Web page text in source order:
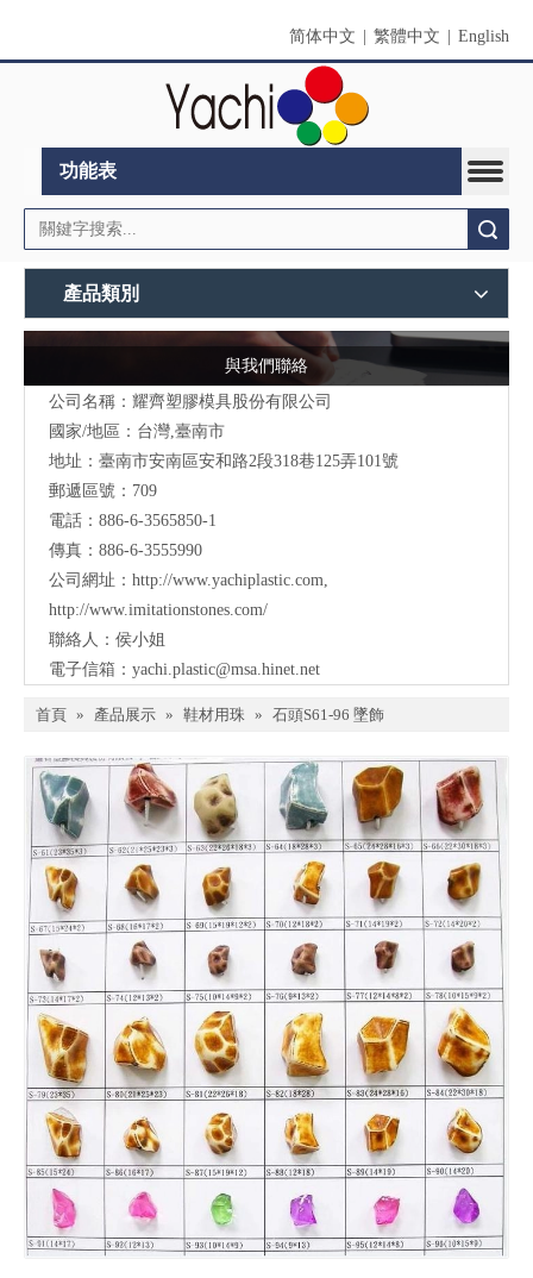
简体中文 繁體中文 English
功能表
產品類別
與我們聯絡
公司名稱：耀齊塑膠模具股份有限公司
國家/地區：台灣,臺南市
地址：臺南市安南區安和路2段318巷125弄101號
郵遞區號：709
電話：886-6-3565850-1
傳真：886-6-3555990
公司網址： http://www.yachiplastic.com
http://www.imitationstones.com/
聯絡人：侯小姐
電子信箱： yachi.plastic@msa.hinet.net
首頁 » 產品展示 » 鞋材用珠 » 石頭S61-96 墜飾